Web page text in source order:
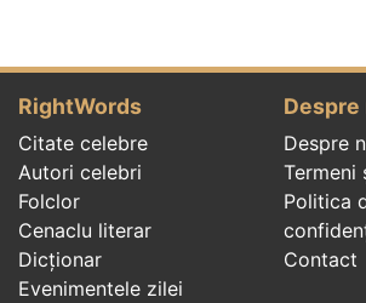
RightWords
Citate celebre
Autori celebri
Folclor
Cenaclu literar
Dicționar
Evenimentele zilei
Despre
Despre
Termeni
Politica
Contact